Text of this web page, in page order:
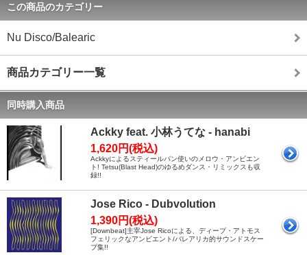
この商品のカテゴリー
Nu Disco/Balearic
商品カテゴリー一覧
同時購入商品
Ackky feat. 小林うてな - hanabi
1,620円(税込)
Ackkyによるスティールパン使いのメロウ・アンビエン
ト! Tetsu(Blast Head)のゆるめダンス・リミックスも収
録!!
Jose Rico - Dubvolution
1,390円(税込)
[Downbeat]主宰Jose Ricoによる、ディープ・アトモス
フェリックなアンビエント/バレアリカ的サウンドスケー
プ集!!